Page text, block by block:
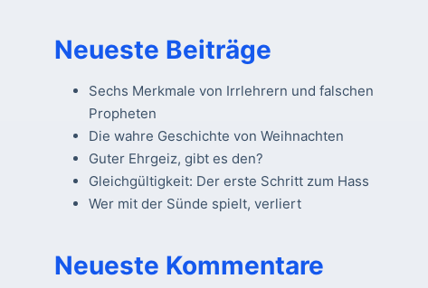
Neueste Beiträge
Sechs Merkmale von Irrlehrern und falschen
Propheten
Die wahre Geschichte von Weihnachten
Guter Ehrgeiz, gibt es den?
Gleichgültigkeit: Der erste Schritt zum Hass
Wer mit der Sünde spielt, verliert
Neueste Kommentare